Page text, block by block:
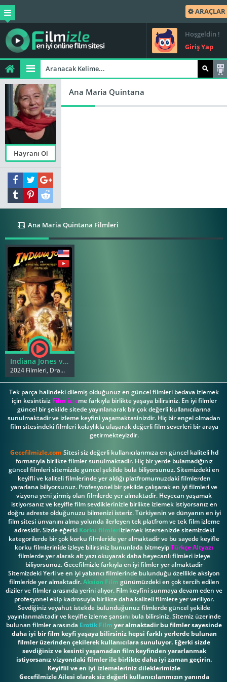
ARAÇLAR
Hoşgeldin !
Giriş Yap
Hayranı Ol
Ana Maria Quintana
Ana Maria Quintana Filmleri
Indiana Jones ve Kristal Kafatası Krallığı
2024 Filmleri, Dram Filmleri
Tek parça halindeki dilemiş olduğunuz en güncel filmleri bedava izlemek
için kesintisiz Film izleme farkıyla birlikte yaşaya bilirsiniz. En iyi filmler
güncel bir şekilde sitede yayınlanarak bir çok değerli kullanıcılarına
sunulmaktadir ve izleme keyfini yaşamaktasinizdir. Hiç bir engel olmadan
film sitesindeki filmleri kolaylıkla ulaşarak değerli film severleri bir araya
getirmekteyizdir.
Gecefilmizle.com Sitesi siz değerli kullanıcılarımıza en güncel kaliteli hd
formatıyla birlikte filmler sunulmaktadir. Hiç bir yerde bulamadığınız
güncel filmleri sitemizde güncel şekilde bula biliyorsunuz. Sitemizdeki en
keyifli ve kaliteli filmlerinde yer aldığı platfromumuzdaki filmlerden
yararlana biliyorsunuz. Profesyonel bir şekilde çalışarak en iyi filmleri ve
vizyona yeni girmiş olan filmlerde yer almaktadir. Heyecan yaşamak
istiyorsanız ve keyifle film sevdiklerinizle birlikte izlemek istiyorsanız en
doğru adreste olduğunuzu bilmenizi isteriz. Türkiyenin ve dünyanın en iyi
film sitesi ünvanını alma yolunda ilerleyen tek platfrom ve tek film izleme
adresidir. Sizde eğerki Korku filmleriizlemek istersenizde sitemizdeki
kategorilerde bir çok korku filmleride yer almaktadir ve bu sayede keyifle
korku filmlerinide izleye bilirsiniz bununlada bitmeyipTürkçe Altyazı
filmlerde yer alarak alt yazı okuyarak daha heyecanlı filmleri izleye
biliyorsunuz. Gecefilmizle farkıyla en iyi filmler yer almaktadir
Sitemizdeki Yerli ve en iyi yabancı filmlerinde bulunduğu özellikle aksiyon
filmleride yer almaktadir.Aksion Film günümüzdeki en çok tercih edilen
diziler ve filmler arasında yerini alıyor. Film keyfini sunmaya devam eden ve
profesyonel ekip kadrosuyla birlikte daha kaliteli filmlere yer veriliyor.
Sevdiğiniz veyahut istekde bulunduğunuz filmlerde güncel şekilde
yayınlanmaktadir ve keyifle izleme şansını bula bilirsiniz. Sitemiz üzerinde
bulunan filmler arasında Erotik Film yer almaktadir bu filmler sayesinde
daha iyi bir film keyfi yaşaya bilirsiniz hepsi farklı yerlerde bulunan
filmler üzerinden çekilerek kullanıcılara sunuluyor. Eğerki sizde
sevdiğiniz ve kesinti yaşamadan film keyfinden yararlanmak
istiyorsanız vizyondaki filmler ile birlikte daha iyi zaman geçirin.
Keyiflil ve en iyi izlemeleriniz dileklerimizle
Gecefilmizle Ailesi olarak siz değerli kullanıcılarımızın yanında